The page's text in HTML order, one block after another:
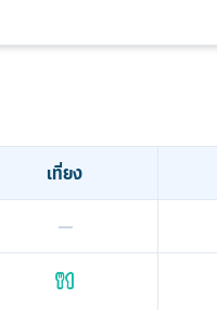
เที่ยง
—